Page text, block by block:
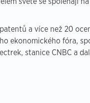
a více než 20
ekonomického fóra,
stanice CNBC a